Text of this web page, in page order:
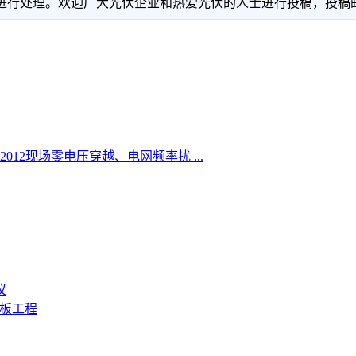
现场零电压穿越、电网频率扰 ...
工程